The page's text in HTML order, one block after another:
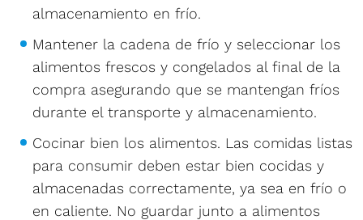
almacenamiento en frío.
Mantener la cadena de frío y seleccionar los
alimentos frescos y congelados al final de la
compra asegurando que se mantengan fríos
durante el transporte y almacenamiento.
Cocinar bien los alimentos. Las comidas listas
para consumir deben estar bien cocidas y
almacenadas correctamente, ya sea en frío o
en caliente. No guardar junto a alimentos